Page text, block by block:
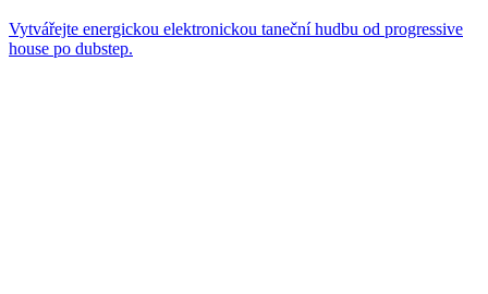
Vytvářejte energickou elektronickou taneční hudbu od progressive
house po dubstep.